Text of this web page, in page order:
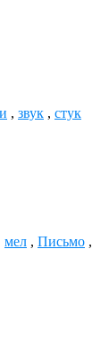
, звук , стук
мел , Письмо ,